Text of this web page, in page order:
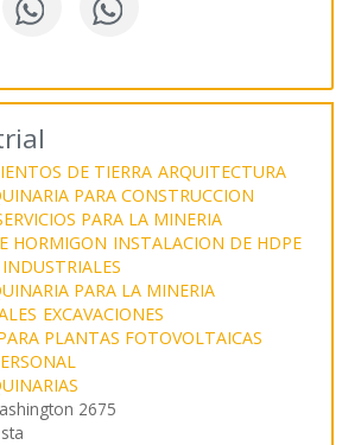
DE TIERRA ARQUITECTURA
PARA CONSTRUCCION
PARA LA MINERIA
HORMIGON INSTALACION DE HDPE
PARA LA MINERIA
EXCAVACIONES
PLANTAS FOTOVOLTAICAS
2675